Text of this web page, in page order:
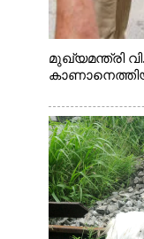
മുഖ്യമന്ത്രി